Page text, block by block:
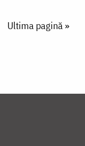
Last page
Ultima pagină »